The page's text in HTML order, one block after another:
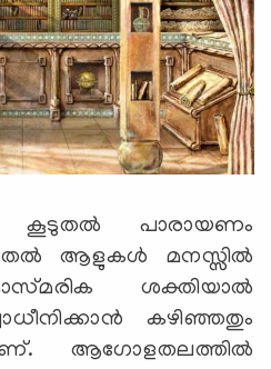
കൂടുതല്‍ പാരായണം
ആളുകള്‍ മനസ്സില്‍
ശക്തിയാല്‍
കഴിഞ്ഞതും
ആഗോളതലത്തില്‍